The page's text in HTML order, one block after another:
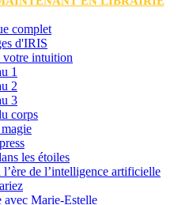
complet
d'IRIS
votre intuition
1
2
3
corps
les étoiles
de l’intelligence artificielle
avec Marie-Estelle